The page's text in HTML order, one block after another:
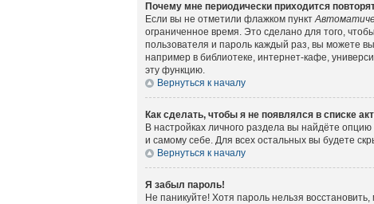
Почему мне периодически приходится
Если вы не отметили флажком пункт
ограниченное время. Это сделано для того,
пользователя и пароль каждый раз, вы можете
например в библиотеке, интернет-кафе,
эту функцию.
Вернуться к началу
Как сделать, чтобы я не появлялся в списке
В настройках личного раздела вы найдёте опцию
и самому себе. Для всех остальных вы будете
Вернуться к началу
Я забыл пароль!
Не паникуйте! Хотя пароль нельзя